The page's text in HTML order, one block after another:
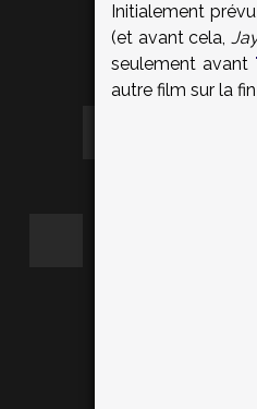
Initialement
(et avant cela,
seulement avant
autre film sur la